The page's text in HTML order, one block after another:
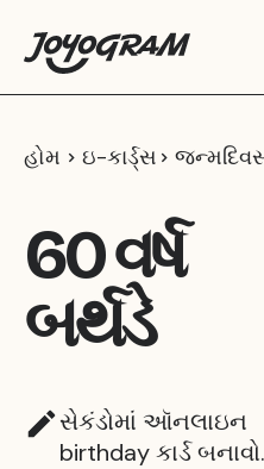
હોમ ઇ-કાર્ડ્સ
60 વર્ષ
બર્થડે
સેકંડોમાં ઑનલાઇન
birthday કાર્ડ બનાવો.